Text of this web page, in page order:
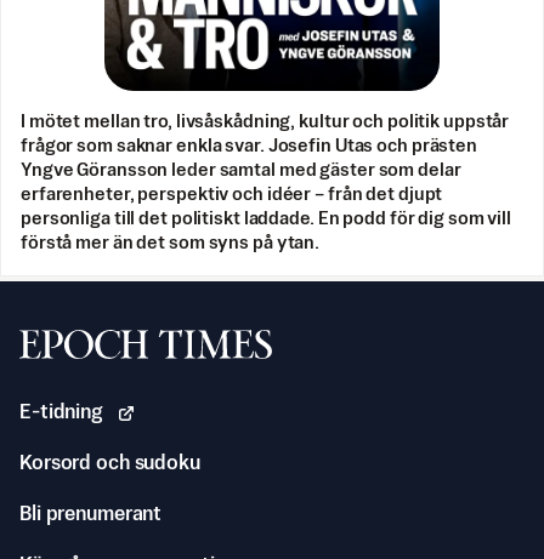
I mötet mellan tro, livsåskådning, kultur och politik uppstår
frågor som saknar enkla svar. Josefin Utas och prästen
Yngve Göransson leder samtal med gäster som delar
erfarenheter, perspektiv och idéer – från det djupt
personliga till det politiskt laddade. En podd för dig som vill
förstå mer än det som syns på ytan.
Svenska Epoch Times
E-tidning
Korsord och sudoku
Bli prenumerant